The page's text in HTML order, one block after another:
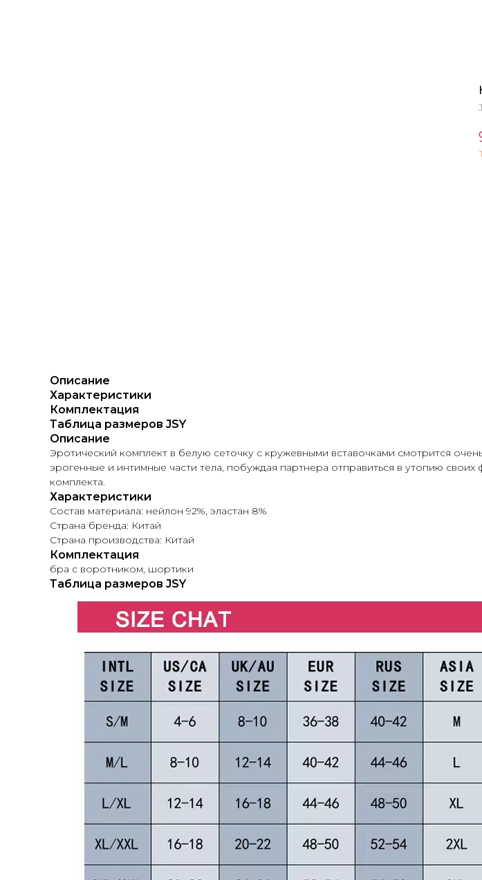
Описание
Характеристики
Комплектация
Таблица размеров JSY
Описание
Эротический комплект в белую сеточку с кружевными вставочками смотрится
эрогенные и интимные части тела, побуждая партнера отправиться в утопию
комплекта.
Характеристики
Состав материала: нейлон 92%, эластан 8%
Страна бренда: Китай
Страна производства: Китай
Комплектация
бра с воротником, шортики
Таблица размеров JSY